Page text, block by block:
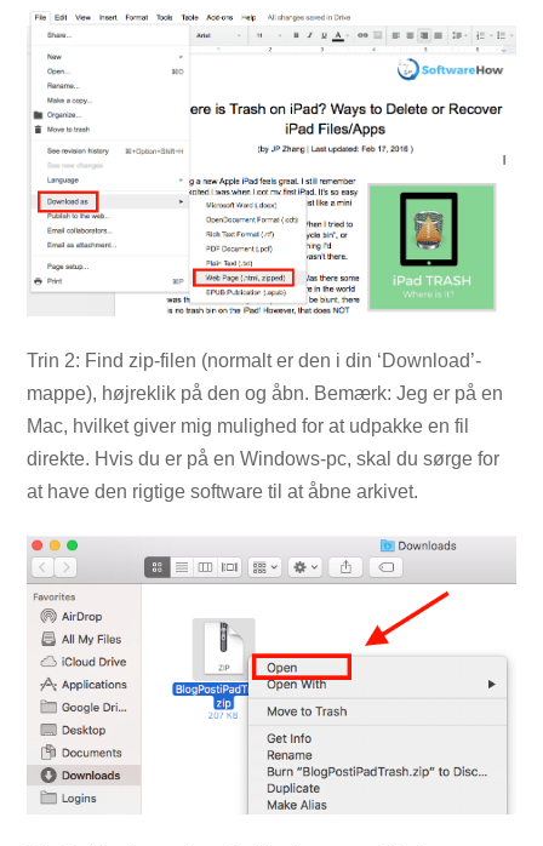
Trin 2: Find zip-filen (normalt er den i din ‘Download’-
mappe), højreklik på den og åbn. Bemærk: Jeg er på en
Mac, hvilket giver mig mulighed for at udpakke en fil
direkte. Hvis du er på en Windows-pc, skal du sørge for
at have den rigtige software til at åbne arkivet.